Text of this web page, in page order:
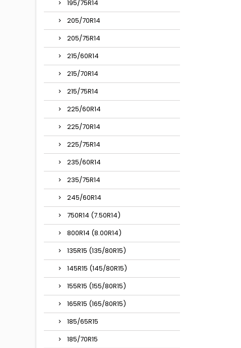
195/75R14
205/70R14
205/75R14
215/60R14
215/70R14
215/75R14
225/60R14
225/70R14
225/75R14
235/60R14
235/75R14
245/60R14
750R14 (7.50R14)
800R14 (8.00R14)
135R15 (135/80R15)
145R15 (145/80R15)
155R15 (155/80R15)
165R15 (165/80R15)
185/65R15
185/70R15